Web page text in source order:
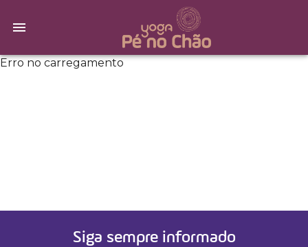
Erro no carregamento
Siga sempre informado